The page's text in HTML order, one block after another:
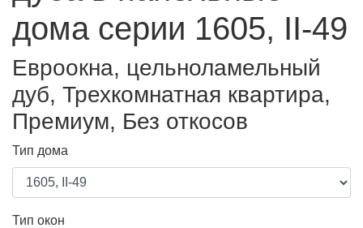
дома серии 1605, II-49
Евроокна, цельноламельный
дуб, Трехкомнатная квартира,
Премиум, Без откосов
Тип дома
Тип окон